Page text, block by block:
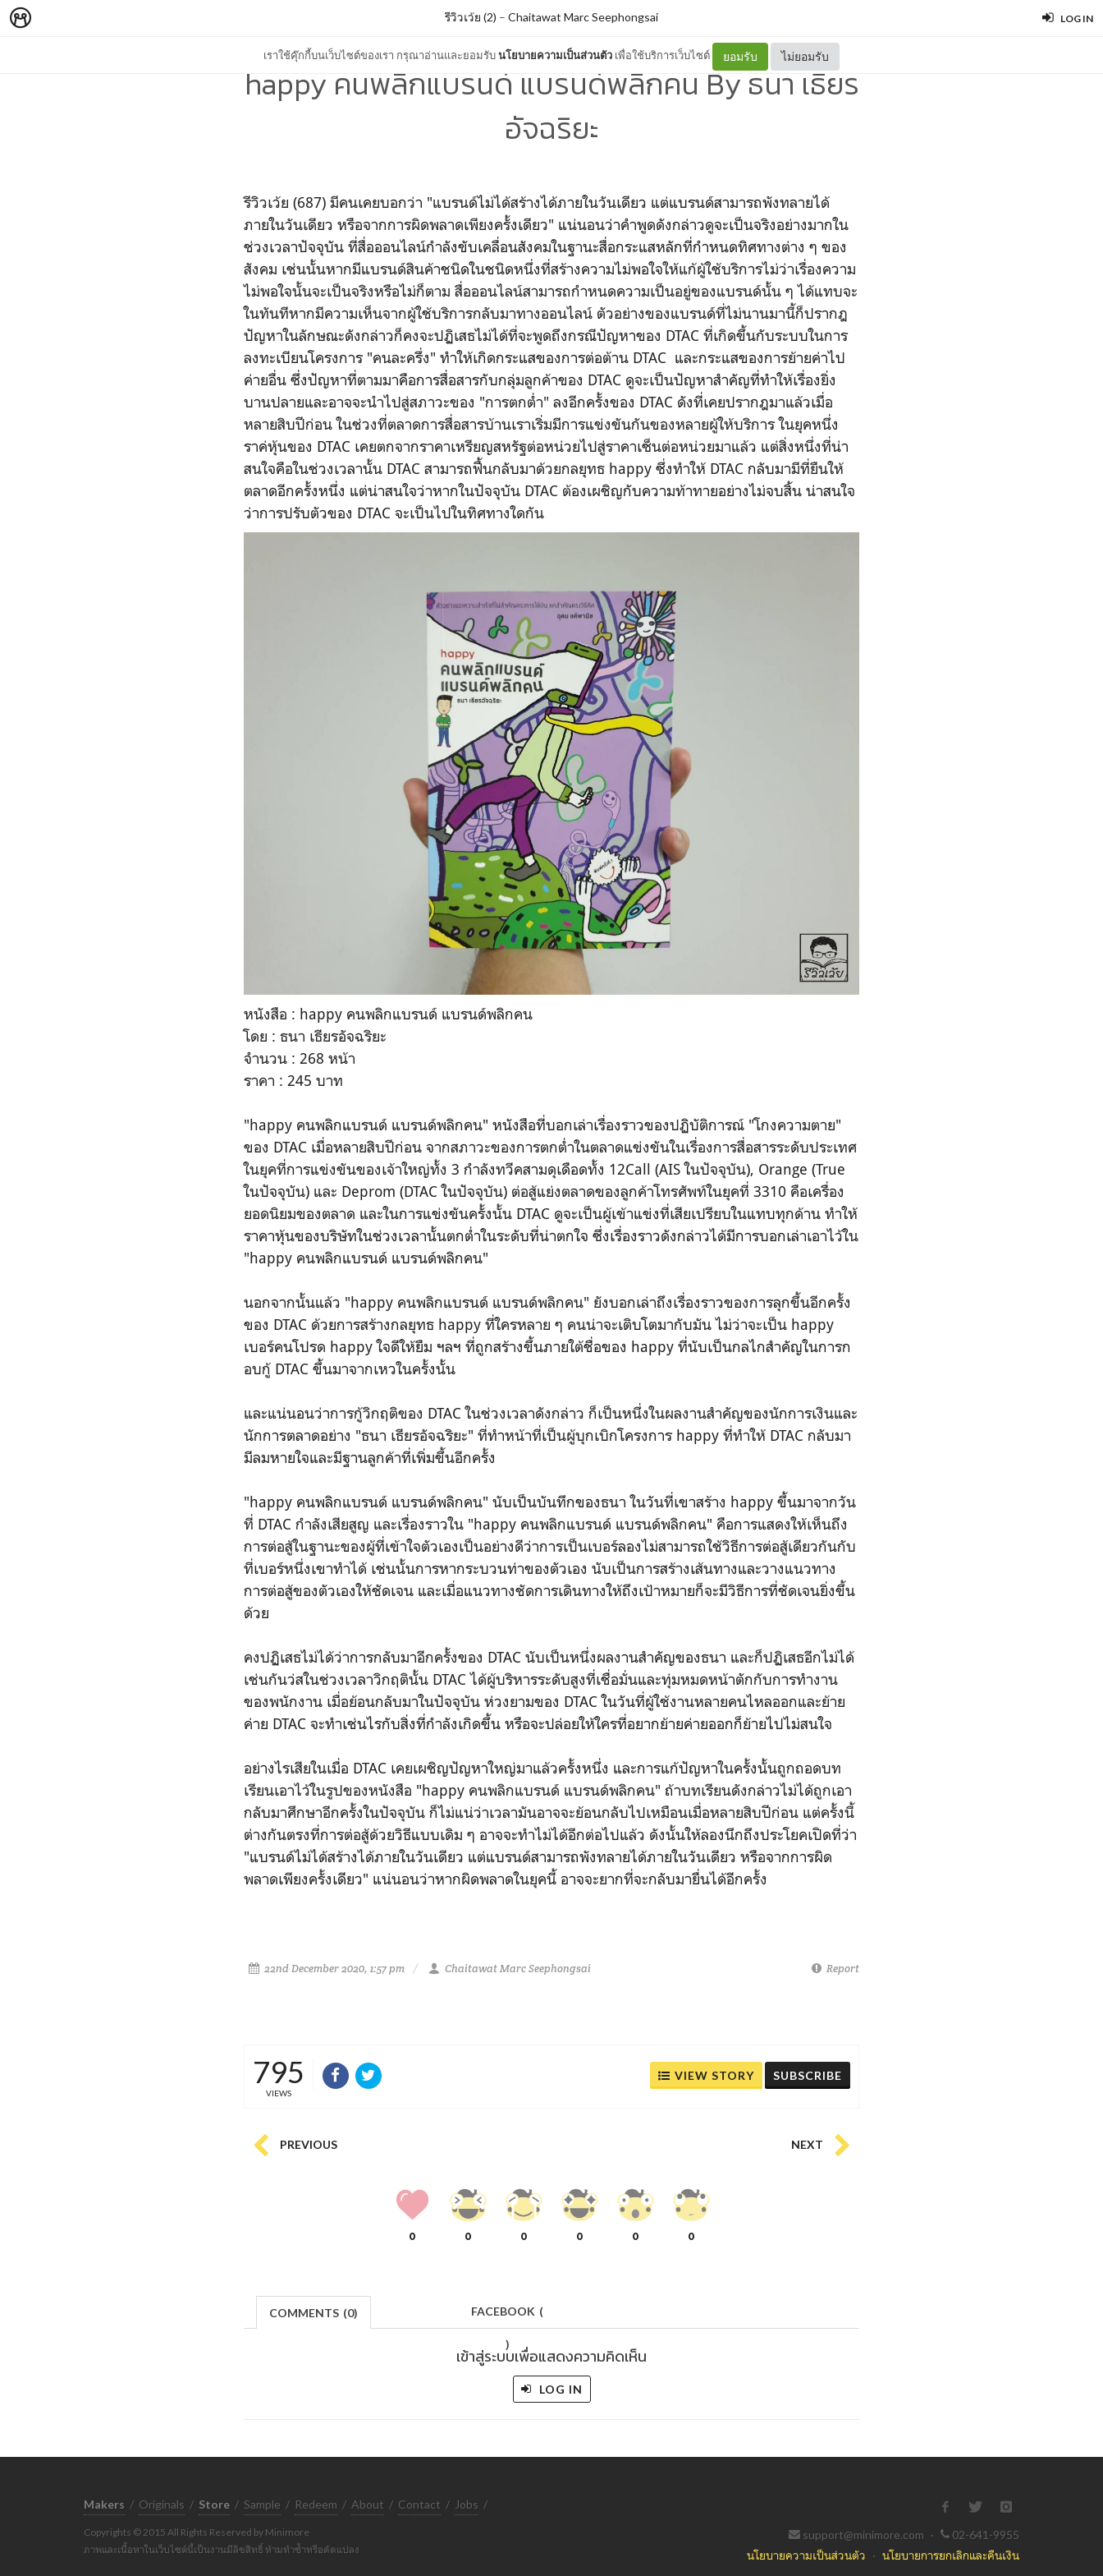
LOG IN
เราใช้คุ๊กกี้บนเว็บไซต์ของเรา กรุณาอ่านและยอมรับนโยบายความเป็นส่วนตัว เพื่อใช้บริการเว็บไซต์ ยอมรับ ไม่ยอมรับ
รีวิวเว้ย (2) – Chaitawat Marc Seephongsai
happy คนพลิกแบรนด์ แบรนด์พลิกคน By ธนา เธียร
อัจฉริยะ
รีวิวเว้ย (687) มีคนเคยบอกว่า "แบรนด์ไม่ได้สร้างได้ภายในวันเดียว แต่แบรนด์สามารถพังทลายได้
ภายในวันเดียว หรือจากการผิดพลาดเพียงครั้งเดียว" แน่นอนว่าคำพูดดังกล่าวดูจะเป็นจริงอย่างมากใน
ช่วงเวลาปัจจุบัน ที่สื่อออนไลน์กำลังขับเคลื่อนสังคมในฐานะสื่อกระแสหลักที่กำหนดทิศทางต่าง ๆ ของ
สังคม เช่นนั้นหากมีแบรนด์สินค้าชนิดในชนิดหนึ่งที่สร้างความไม่พอใจให้แก้ผู้ใช้บริการไม่ว่าเรื่องความ
ไม่พอใจนั้นจะเป็นจริงหรือไม่ก็ตาม สื่อออนไลน์สามารถกำหนดความเป็นอยู่ของแบรนด์นั้น ๆ ได้แทบจะ
ในทันทีหากมีความเห็นจากผู้ใช้บริการกลับมาทางออนไลน์ ตัวอย่างของแบรนด์ที่ไม่นานมานี้ก็ปรากฎ
ปัญหาในลักษณะดังกล่าวก็คงจะปฏิเสธไม่ได้ที่จะพูดถึงกรณีปัญหาของ DTAC ที่เกิดขึ้นกับระบบในการ
ลงทะเบียนโครงการ "คนละครึ่ง" ทำให้เกิดกระแสของการต่อต้าน DTAC และกระแสของการย้ายค่าไป
ค่ายอื่น ซึ่งปัญหาที่ตามมาคือการสื่อสารกับกลุ่มลูกค้าของ DTAC ดูจะเป็นปัญหาสำคัญที่ทำให้เรื่องยิ่ง
บานปลายและอาจจะนำไปสู่สภาวะของ "การตกต่ำ" ลงอีกครั้งของ DTAC ดังที่เคยปรากฎมาแล้วเมื่อ
หลายสิบปีก่อน ในช่วงที่ตลาดการสื่อสารบ้านเราเริ่มมีการแข่งขันกันของหลายผู้ให้บริการ ในยุคหนึ่ง
ราค่หุ้นของ DTAC เคยตกจากราคาเหรียญสหรัฐต่อหน่วยไปสู่ราคาเซ็นต่อหน่วยมาแล้ว แต่สิ่งหนึ่งที่น่า
สนใจคือในช่วงเวลานั้น DTAC สามารถฟื้นกลับมาด้วยกลยุทธ happy ซึ่งทำให้ DTAC กลับมามีที่ยืนให้
ตลาดอีกครั้งหนึ่ง แต่น่าสนใจว่าหากในปัจจุบัน DTAC ต้องเผชิญกับความท้าทายอย่างไม่จบสิ้น น่าสนใจ
ว่าการปรับตัวของ DTAC จะเป็นไปในทิศทางใดกัน
หนังสือ : happy คนพลิกแบรนด์ แบรนด์พลิกคน
โดย : ธนา เธียรอัจฉริยะ
จำนวน : 268 หน้า
ราคา : 245 บาท
"happy คนพลิกแบรนด์ แบรนด์พลิกคน" หนังสือที่บอกเล่าเรื่องราวของปฏิบัติการณ์ "โกงความตาย"
ของ DTAC เมื่อหลายสิบปีก่อน จากสภาวะของการตกต่ำในตลาดแข่งขันในเรื่องการสื่อสารระดับประเทศ
ในยุคที่การแข่งขันของเจ้าใหญ่ทั้ง 3 กำลังทวีคสามดุเดือดทั้ง 12Call (AIS ในปัจจุบัน), Orange (True
ในปัจจุบัน) และ Deprom (DTAC ในปัจจุบัน) ต่อสู้แย่งตลาดของลูกค้าโทรศัพท์ในยุคที่ 3310 คือเครื่อง
ยอดนิยมของตลาด และในการแข่งขันครั้งนั้น DTAC ดูจะเป็นผู้เข้าแข่งที่เสียเปรียบในแทบทุกด้าน ทำให้
ราคาหุ้นของบริษัทในช่วงเวลานั้นตกต่ำในระดับที่น่าตกใจ ซึ่งเรื่องราวดังกล่าวได้มีการบอกเล่าเอาไว้ใน
"happy คนพลิกแบรนด์ แบรนด์พลิกคน"
นอกจากนั้นแล้ว "happy คนพลิกแบรนด์ แบรนด์พลิกคน" ยังบอกเล่าถึงเรื่องราวของการลุกขึ้นอีกครั้ง
ของ DTAC ด้วยการสร้างกลยุทธ happy ที่ใครหลาย ๆ คนน่าจะเติบโตมากับมัน ไม่ว่าจะเป็น happy
เบอร์คนโปรด happy ใจดีให้ยืม ฯลฯ ที่ถูกสร้างขึ้นภายใต้ชื่อของ happy ที่นับเป็นกลไกสำคัญในการก
อบกู้ DTAC ขึ้นมาจากเหวในครั้งนั้น
และแน่นอนว่าการกู้วิกฤติของ DTAC ในช่วงเวลาดังกล่าว ก็เป็นหนึ่งในผลงานสำคัญของนักการเงินและ
นักการตลาดอย่าง "ธนา เธียรอัจฉริยะ" ที่ทำหน้าที่เป็นผู้บุกเบิกโครงการ happy ที่ทำให้ DTAC กลับมา
มีลมหายใจและมีฐานลูกค้าที่เพิ่มขึ้นอีกครั้ง
"happy คนพลิกแบรนด์ แบรนด์พลิกคน" นับเป็นบันทึกของธนา ในวันที่เขาสร้าง happy ขึ้นมาจากวัน
ที่ DTAC กำลังเสียสูญ และเรื่องราวใน "happy คนพลิกแบรนด์ แบรนด์พลิกคน" คือการแสดงให้เห็นถึง
การต่อสู้ในฐานะของผู้ที่เข้าใจตัวเองเป็นอย่างดีว่าการเป็นเบอร์ลองไม่สามารถใช้วิธีการต่อสู้เดียวกันกับ
ที่เบอร์หนึ่งเขาทำได้ เช่นนั้นการหากระบวนท่าของตัวเอง นับเป็นการสร้างเส้นทางและวางแนวทาง
การต่อสู้ของตัวเองให้ชัดเจน และเมื่อแนวทางชัดการเดินทางให้ถึงเป้าหมายก็จะมีวิธีการที่ชัดเจนยิ่งขึ้น
ด้วย
คงปฏิเสธไม่ได้ว่าการกลับมาอีกครั้งของ DTAC นับเป็นหนึ่งผลงานสำคัญของธนา และก็ปฏิเสธอีกไม่ได้
เช่นกันว่สในช่วงเวลาวิกฤตินั้น DTAC ได้ผู้บริหารระดับสูงที่เชื่อมั่นและทุ่มหมดหน้าตักกับการทำงาน
ของพนักงาน เมื่อย้อนกลับมาในปัจจุบัน ห่วงยามของ DTAC ในวันที่ผู้ใช้งานหลายคนไหลออกและย้าย
ค่าย DTAC จะทำเช่นไรกับสิ่งที่กำลังเกิดขึ้น หรือจะปล่อยให้ใครที่อยากย้ายค่ายออกก็ย้ายไปไม่สนใจ
อย่างไรเสียในเมื่อ DTAC เคยเผชิญปัญหาใหญ่มาแล้วครั้งหนึ่ง และการแก้ปัญหาในครั้งนั้นถูกถอดบท
เรียนเอาไว้ในรูปของหนังสือ "happy คนพลิกแบรนด์ แบรนด์พลิกคน" ถ้าบทเรียนดังกล่าวไม่ได้ถูกเอา
กลับมาศึกษาอีกครั้งในปัจจุบัน ก็ไม่แน่ว่าเวลามันอาจจะย้อนกลับไปเหมือนเมื่อหลายสิบปีก่อน แต่ครั้งนี้
ต่างกันตรงที่การต่อสู้ด้วยวิธีแบบเดิม ๆ อาจจะทำไม่ได้อีกต่อไปแล้ว ดังนั้นให้ลองนึกถึงประโยคเปิดที่ว่า
"แบรนด์ไม่ได้สร้างได้ภายในวันเดียว แต่แบรนด์สามารถพังทลายได้ภายในวันเดียว หรือจากการผิด
พลาดเพียงครั้งเดียว" แน่นอนว่าหากผิดพลาดในยุคนี้ อาจจะยากที่จะกลับมายื่นได้อีกครั้ง
22nd December 2020, 1:57 pm Chaitawat Marc Seephongsai Report
795
VIEWS
VIEW STORY SUBSCRIBE
PREVIOUS NEXT
0 0 0 0 0 0
COMMENTS (0) FACEBOOK (
)
เข้าสู่ระบบเพื่อแสดงความคิดเห็น
LOG IN
Makers / Originals / Store / Sample / Redeem / About / Contact / Jobs /
Copyrights © 2015 All Rights Reserved by Minimore
ภาพและเนื้อหาในเว็บไซต์นี้เป็นงานมีลิขสิทธิ์ ห้ามทำซ้ำหรือดัดแปลง
support@minimore.com ·
02-641-9955
นโยบายความเป็นส่วนตัว · นโยบายการยกเลิกและคืนเงิน